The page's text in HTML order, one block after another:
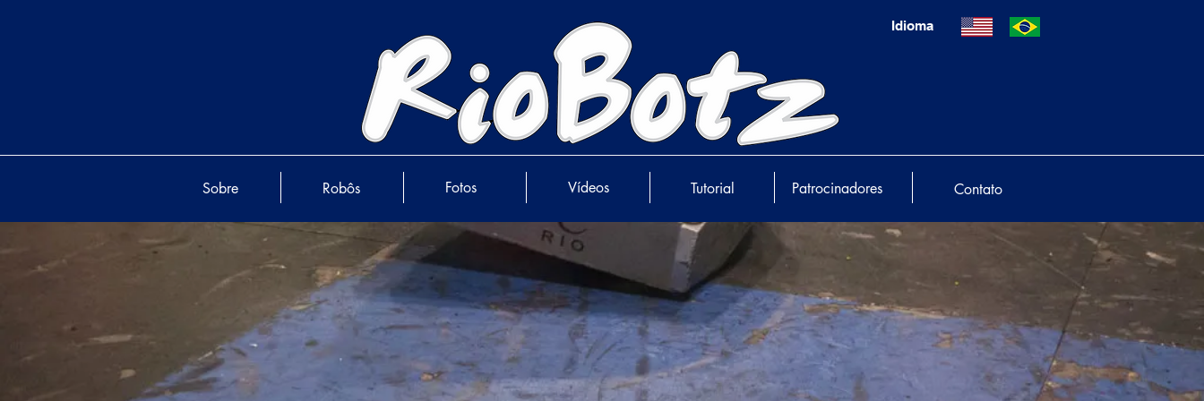
Fotos Vídeos Tutorial Patrocinadores Contato
Robôs
Sobre
Idioma